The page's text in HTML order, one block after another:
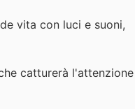
vita con luci e suoni,
catturerà l'attenzione